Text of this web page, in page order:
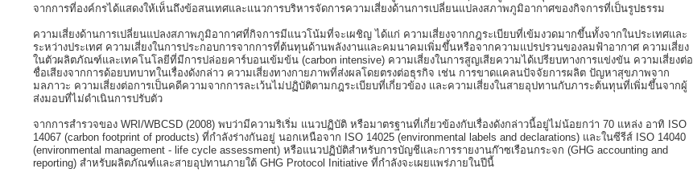
จากการที่องค์กรได้แสดงให้เห็นถึงข้อสนเทศและแนวการบริหารจัดการความเสี่ยงด้านการเปลี่ยนแปลงสภาพภูมิอากาศของกิจการที่เป็นรูปธรรม
ความเสี่ยงด้านการเปลี่ยนแปลงสภาพภูมิอากาศที่กิจการมีแนวโน้มที่จะเผชิญ ได้แก่ ความเสี่ยงจากกฎระเบียบที่เข้มงวดมากขึ้นทั้งจากในประเทศและ
ระหว่างประเทศ ความเสี่ยงในการประกอบการจากการที่ต้นทุนด้านพลังงานและคมนาคมเพิ่มขึ้นหรือจากความแปรปรวนของลมฟ้าอากาศ ความเสี่ยง
ในตัวผลิตภัณฑ์และเทคโนโลยีที่มีการปล่อยคาร์บอนเข้มข้น (carbon intensive) ความเสี่ยงในการสูญเสียความได้เปรียบทางการแข่งขัน ความเสี่ยงต่อ
ชื่อเสียงจากการด้อยบทบาทในเรื่องดังกล่าว ความเสี่ยงทางกายภาพที่ส่งผลโดยตรงต่อธุรกิจ เช่น การขาดแคลนปัจจัยการผลิต ปัญหาสุขภาพจาก
มลภาวะ ความเสี่ยงต่อการเป็นคดีความจากการละเว้นไม่ปฏิบัติตามกฎระเบียบที่เกี่ยวข้อง และความเสี่ยงในสายอุปทานกับภาระต้นทุนที่เพิ่มขึ้นจากผู้
ส่งมอบที่ไม่ดำเนินการปรับตัว
จากการสำรวจของ WRI/WBCSD (2008) พบว่ามีความริเริ่ม แนวปฏิบัติ หรือมาตรฐานที่เกี่ยวข้องกับเรื่องดังกล่าวนี้อยู่ไม่น้อยกว่า 70 แหล่ง อาทิ ISO
14067 (carbon footprint of products) ที่กำลังร่างกันอยู่ นอกเหนือจาก ISO 14025 (environmental labels and declarations) และในซีรีส์ ISO 14040
(environmental management - life cycle assessment) หรือแนวปฏิบัติสำหรับการบัญชีและการรายงานก๊าซเรือนกระจก (GHG accounting and
reporting) สำหรับผลิตภัณฑ์และสายอุปทานภายใต้ GHG Protocol Initiative ที่กำลังจะเผยแพร่ภายในปีนี้